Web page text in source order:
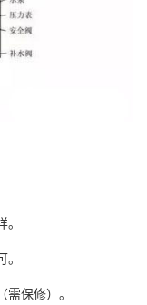
保修）。